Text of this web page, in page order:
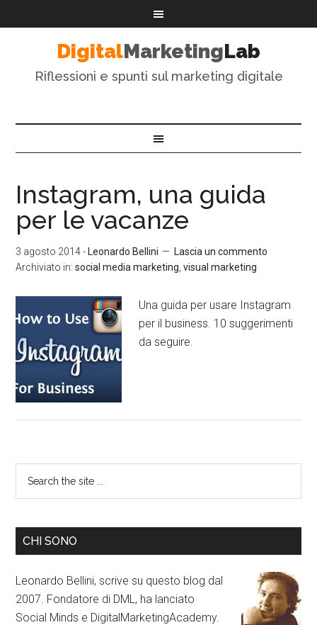
DigitalMarketingLab
Riflessioni e spunti sul marketing digitale
Instagram, una guida
per le vacanze
3 agosto 2014- Leonardo Bellini
Lascia un commento
Archiviato in:social media marketing ,visual marketing
Una guida per usare Instagram
per il business. 10 suggerimenti
da seguire.
CHI SONO
Leonardo Bellini, scrive su questo blog dal
2007. Fondatore di DML, ha lanciato
Social Minds e DigitalMarketingAcademy.